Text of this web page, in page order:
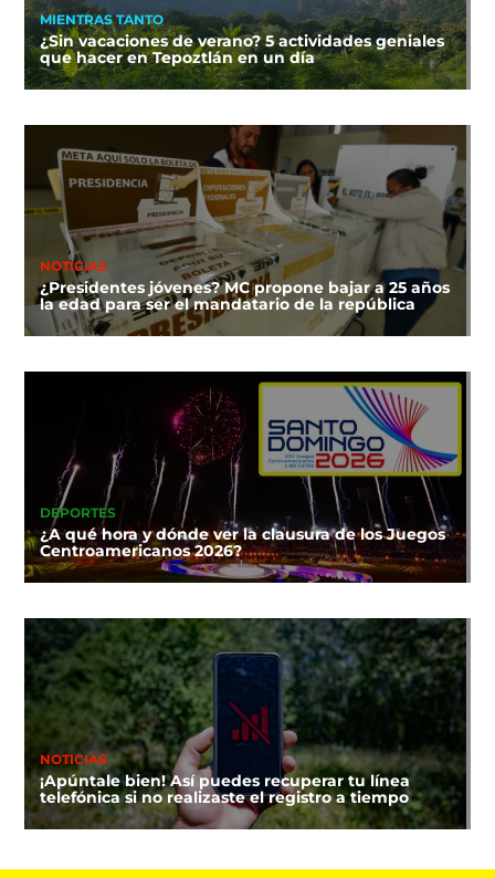
MIENTRAS TANTO
¿Sin vacaciones de verano? 5 actividades geniales
que hacer en Tepoztlán en un día
NOTICIAS
¿Presidentes jóvenes? MC propone bajar a 25 años
la edad para ser el mandatario de la república
DEPORTES
¿A qué hora y dónde ver la clausura de los Juegos
Centroamericanos 2026?
NOTICIAS
¡Apúntale bien! Así puedes recuperar tu línea
telefónica si no realizaste el registro a tiempo